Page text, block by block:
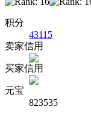
积分
43115
卖家信用
买家信用
元宝
823535